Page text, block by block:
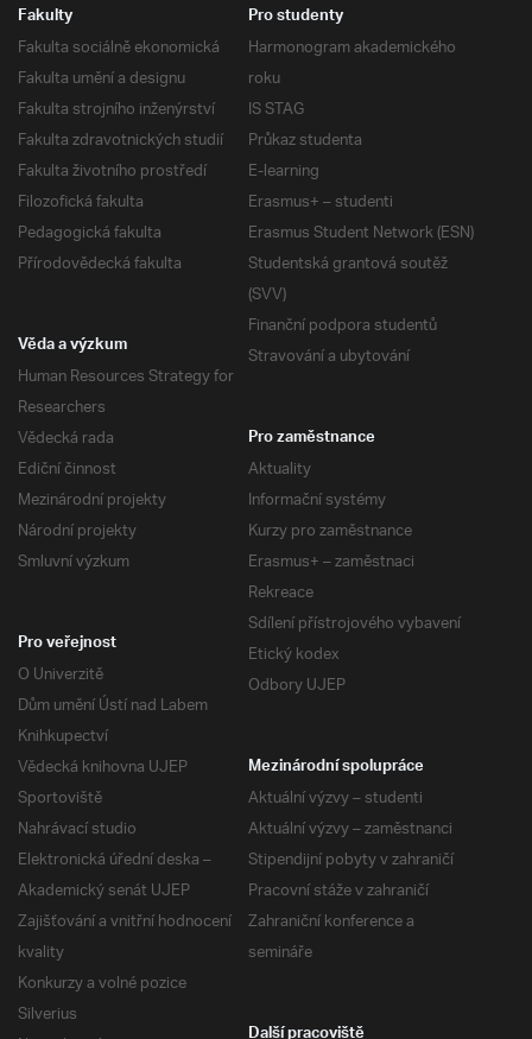
Fakulty
Fakulta sociálně ekonomická
Fakulta umění a designu
Fakulta strojního inženýrství
Fakulta zdravotnických studií
Fakulta životního prostředí
Filozofická fakulta
Pedagogická fakulta
Přírodovědecká fakulta
Pro studenty
Harmonogram akademického
roku
IS STAG
Průkaz studenta
E-learning
Erasmus+ – studenti
Erasmus Student Network (ESN)
Studentská grantová soutěž
(SVV)
Finanční podpora studentů
Stravování a ubytování
Věda a výzkum
Human Resources Strategy for
Researchers
Vědecká rada
Ediční činnost
Mezinárodní projekty
Národní projekty
Smluvní výzkum
Pro zaměstnance
Aktuality
Informační systémy
Kurzy pro zaměstnance
Erasmus+ – zaměstnaci
Rekreace
Sdílení přístrojového vybavení
Etický kodex
Odbory UJEP
Pro veřejnost
O Univerzitě
Dům umění Ústí nad Labem
Knihkupectví
Vědecká knihovna UJEP
Sportoviště
Nahrávací studio
Elektronická úřední deska –
Akademický senát UJEP
Zajišťování a vnitřní hodnocení
kvality
Konkurzy a volné pozice
Silverius
Mezinárodní spolupráce
Aktuální výzvy – studenti
Aktuální výzvy – zaměstnanci
Stipendijní pobyty v zahraničí
Pracovní stáže v zahraničí
Zahraniční konference a
semináře